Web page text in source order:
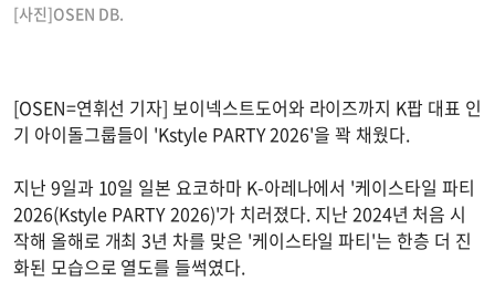
[사진]OSEN DB.
[OSEN=연휘선 기자] 보이넥스트도어와 라이즈까지 K팝 대표 인
기 아이돌그룹들이 'Kstyle PARTY 2026'을 꽉 채웠다.
지난 9일과 10일 일본 요코하마 K-아레나에서 '케이스타일 파티
2026(Kstyle PARTY 2026)'가 치러졌다. 지난 2024년 처음 시
작해 올해로 개최 3년 차를 맞은 '케이스타일 파티'는 한층 더 진
화된 모습으로 열도를 들썩였다.